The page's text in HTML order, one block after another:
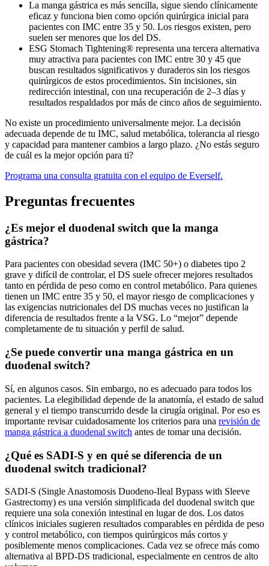
La manga gástrica es más sencilla, sigue siendo clínicamente
eficaz y funciona bien como opción quirúrgica inicial para
pacientes con IMC entre 35 y 50. Los riesgos existen, pero
suelen ser menores que los del DS.
ESG Stomach Tightening® representa una tercera alternativa
muy atractiva para pacientes con IMC entre 30 y 45 que
buscan resultados significativos y duraderos sin los riesgos
quirúrgicos de estos procedimientos. Sin incisiones, sin
redirección intestinal, con una recuperación de 2–3 días y
resultados respaldados por más de cinco años de seguimiento.
No existe un procedimiento universalmente mejor. La decisión
adecuada depende de tu IMC, salud metabólica, tolerancia al riesgo
y capacidad para mantener cambios a largo plazo. ¿No estás seguro
de cuál es la mejor opción para ti?
Programa una consulta gratuita con el equipo de Everself.
Preguntas frecuentes
¿Es mejor el duodenal switch que la manga
gástrica?
Para pacientes con obesidad severa (IMC 50+) o diabetes tipo 2
grave y difícil de controlar, el DS suele ofrecer mejores resultados
tanto en pérdida de peso como en control metabólico. Para quienes
tienen un IMC entre 35 y 50, el mayor riesgo de complicaciones y
las exigencias nutricionales del DS muchas veces no justifican la
diferencia de resultados frente a la VSG. Lo “mejor” depende
completamente de tu situación y perfil de salud.
¿Se puede convertir una manga gástrica en un
duodenal switch?
Sí, en algunos casos. Sin embargo, no es adecuado para todos los
pacientes. La elegibilidad depende de la anatomía, el estado de salud
general y el tiempo transcurrido desde la cirugía original. Por eso es
importante revisar cuidadosamente los criterios para una revisión de
manga gástrica a duodenal switch antes de tomar una decisión.
¿Qué es SADI-S y en qué se diferencia de un
duodenal switch tradicional?
SADI-S (Single Anastomosis Duodeno-Ileal Bypass with Sleeve
Gastrectomy) es una versión simplificada del duodenal switch que
requiere una sola conexión intestinal en lugar de dos. Los datos
clínicos iniciales sugieren resultados comparables en pérdida de peso
y control metabólico, con tiempos quirúrgicos más cortos y
posiblemente menos complicaciones. Cada vez se ofrece más como
alternativa al BPD-DS tradicional, especialmente en centros de alto